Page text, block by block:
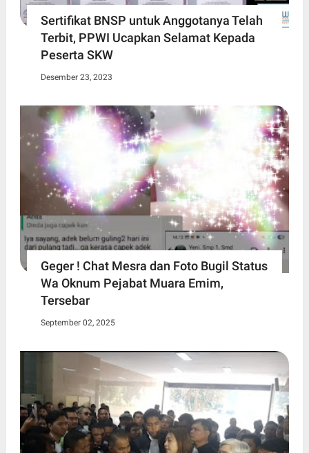
Sertifikat BNSP untuk Anggotanya Telah
Terbit, PPWI Ucapkan Selamat Kepada
Peserta SKW
Desember 23, 2023
Geger ! Chat Mesra dan Foto Bugil Status
Wa Oknum Pejabat Muara Emim,
Tersebar
September 02, 2025